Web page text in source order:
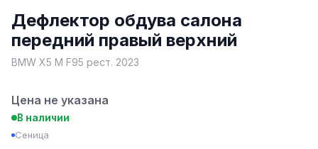
Дефлектор обдува салона
передний правый верхний
BMW X5 M F95 рест. 2023
Цена не указана
В наличии
Сеница